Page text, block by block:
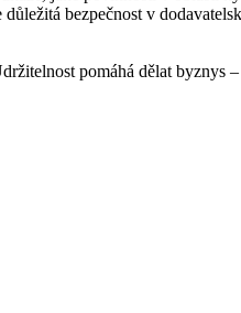
bezpečnost v
pomáhá dělat byznys